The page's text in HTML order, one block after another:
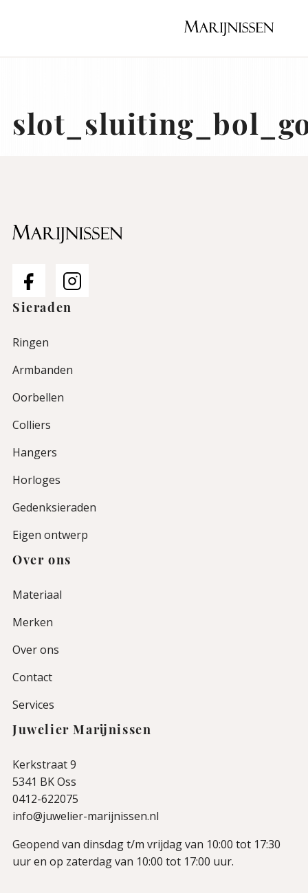
Home
Sieraden
Ringen
Armbanden
Oorbellen
Colliers
Hangers
Horloges
Gedenksieraden
Eigen ontwerp
Over ons
Materiaal
Merken
Over ons
Contact
Services
Juwelier Marijnissen
Kerkstraat 9
5341 BK Oss
0412-622075
info@juwelier-marijnissen.nl
Geopend van dinsdag t/m vrijdag van 10:00 tot 17:30
uur en op zaterdag van 10:00 tot 17:00 uur.